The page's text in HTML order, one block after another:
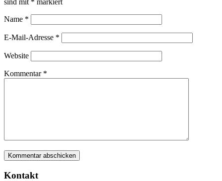
sind mit * markiert
Name *
E-Mail-Adresse *
Website
Kommentar *
Kontakt